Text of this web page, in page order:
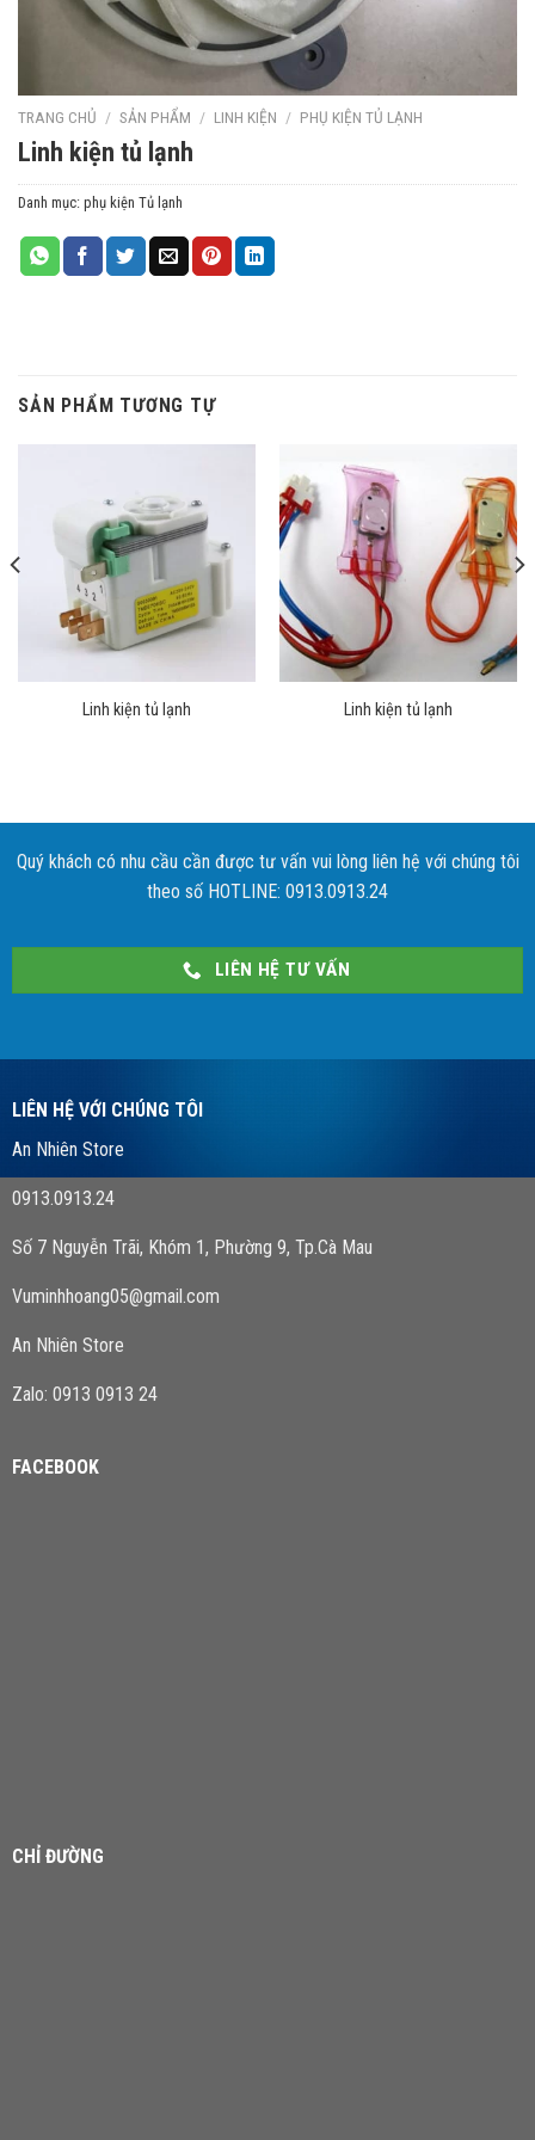
TRANG CHỦ / SẢN PHẨM / LINH KIỆN / PHỤ KIỆN TỦ LẠNH
Linh kiện tủ lạnh
Danh mục: phụ kiện Tủ lạnh
SẢN PHẨM TƯƠNG TỰ
Linh kiện tủ lạnh Linh kiện tủ lạnh
Quý khách có nhu cầu cần được tư vấn vui lòng liên hệ với chúng tôi
theo số HOTLINE: 0913.0913.24
LIÊN HỆ TƯ VẤN
LIÊN HỆ VỚI CHÚNG TÔI
An Nhiên Store
0913.0913.24
Số 7 Nguyễn Trãi, Khóm 1, Phường 9, Tp.Cà Mau
Vuminhhoang05@gmail.com
An Nhiên Store
Zalo: 0913 0913 24
FACEBOOK
CHỈ ĐƯỜNG